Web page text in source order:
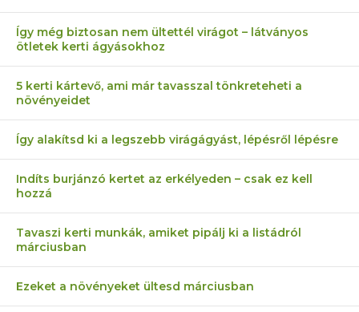
Így még biztosan nem ültettél virágot – látványos
ötletek kerti ágyásokhoz
5 kerti kártevő, ami már tavasszal tönkreteheti a
növényeidet
Így alakítsd ki a legszebb virágágyást, lépésről lépésre
Indíts burjánzó kertet az erkélyeden – csak ez kell
hozzá
Tavaszi kerti munkák, amiket pipálj ki a listádról
márciusban
Ezeket a növényeket ültesd márciusban